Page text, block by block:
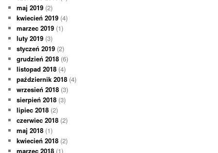
maj 2019 (2)
kwiecień 2019 (4)
marzec 2019 (1)
luty 2019 (3)
styczeń 2019 (2)
grudzień 2018 (6)
listopad 2018 (4)
październik 2018 (4)
wrzesień 2018 (3)
sierpień 2018 (3)
lipiec 2018 (2)
czerwiec 2018 (2)
maj 2018 (1)
kwiecień 2018 (2)
marzec 2018 (1)